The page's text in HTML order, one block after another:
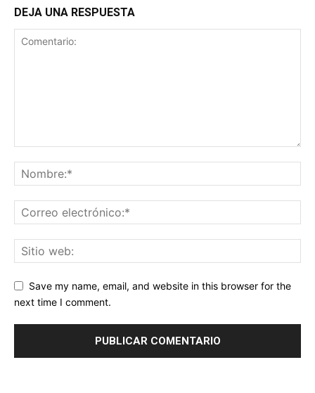
DEJA UNA RESPUESTA
Save my name, email, and website in this browser for the
next time I comment.